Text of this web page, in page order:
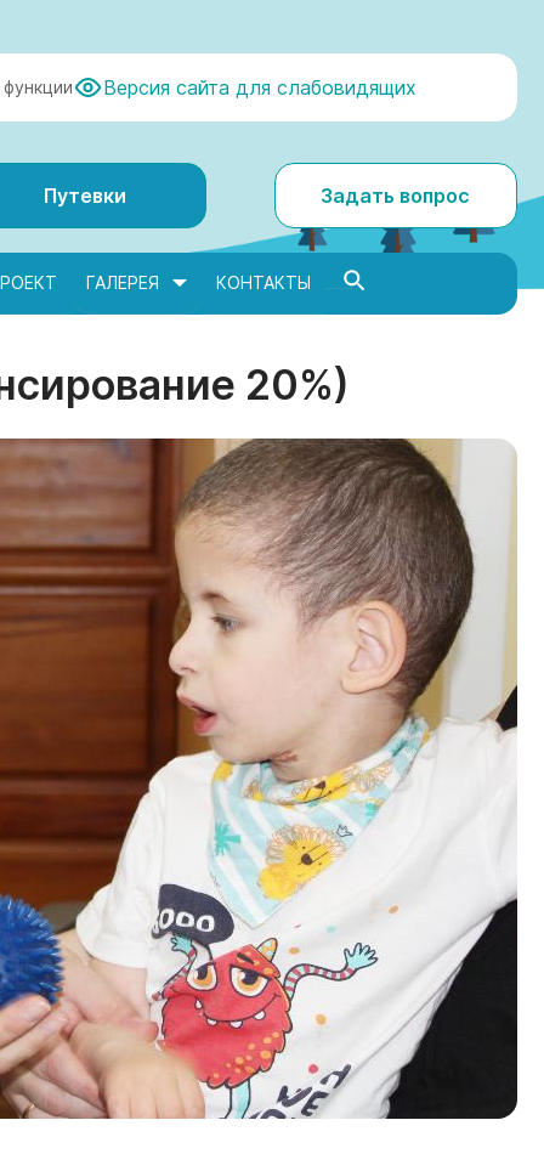
Версия сайта для слабовидящих
Путевки Задать вопрос
ГАЛЕРЕЯ КОНТАКТЫ
20%)